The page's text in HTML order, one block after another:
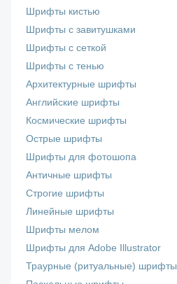
Шрифты кистью
Шрифты с завитушками
Шрифты с сеткой
Шрифты с тенью
Архитектурные шрифты
Английские шрифты
Космические шрифты
Острые шрифты
Шрифты для фотошопа
Античные шрифты
Строгие шрифты
Линейные шрифты
Шрифты мелом
Шрифты для Adobe Illustrator
Траурные (ритуальные) шрифты